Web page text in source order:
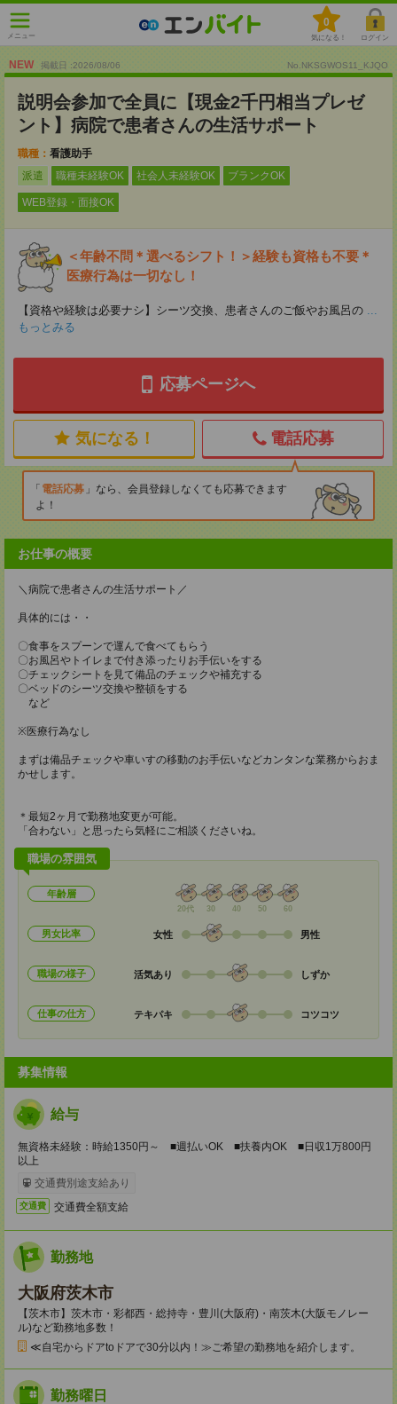
メニュー
0
気になる！ ログイン
NEW 掲載日 :2026/08/06 No.NKSGWOS11_KJQO
説明会参加で全員に【現金2千円相当プレゼ
ント】病院で患者さんの生活サポート
職種： 看護助手
派遣
職種未経験OK 社会人未経験OK ブランクOK
WEB登録・面接OK
＜年齢不問＊選べるシフト！＞経験も資格も不要＊
医療行為は一切なし！
【資格や経験は必要ナシ】シーツ交換、患者さんのご飯やお風呂の ...
もっとみる
応募ページへ
気になる！ 電話応募
電話応募
なら、会員登録しなくても応募できます
よ！
お仕事の概要
＼病院で患者さんの生活サポート／
具体的には・・
〇食事をスプーンで運んで食べてもらう
〇お風呂やトイレまで付き添ったりお手伝いをする
〇チェックシートを見て備品のチェックや補充する
〇ベッドのシーツ交換や整頓をする
など
※医療行為なし
まずは備品チェックや車いすの移動のお手伝いなどカンタンな業務からおま
かせします。
＊最短2ヶ月で勤務地変更が可能。
「合わない」と思ったら気軽にご相談くださいね。
職場の雰囲気
年齢層
20代 30 40 50 60
男女比率 女性 男性
職場の様子 活気あり しずか
仕事の仕方 テキパキ コツコツ
募集情報
給与
無資格未経験：時給1350円～ ■週払いOK ■扶養内OK ■日収1万800円
以上
交通費別途支給あり
交通費 交通費全額支給
勤務地
大阪府茨木市
【茨木市】茨木市・彩都西・総持寺・豊川(大阪府)・南茨木(大阪モノレー
ル)など勤務地多数！
≪自宅からドアtoドアで30分以内！≫ご希望の勤務地を紹介します。
勤務曜日